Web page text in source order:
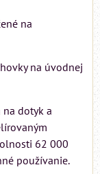
na
na úvodnej
dotyk a
62 000
používanie.